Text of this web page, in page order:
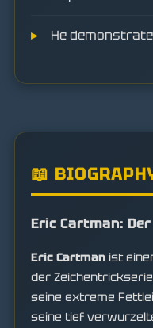
He
📖
Eric Cartman:
Eric Cartman ist
der Zeichentrickserie
seine extreme
seine tief